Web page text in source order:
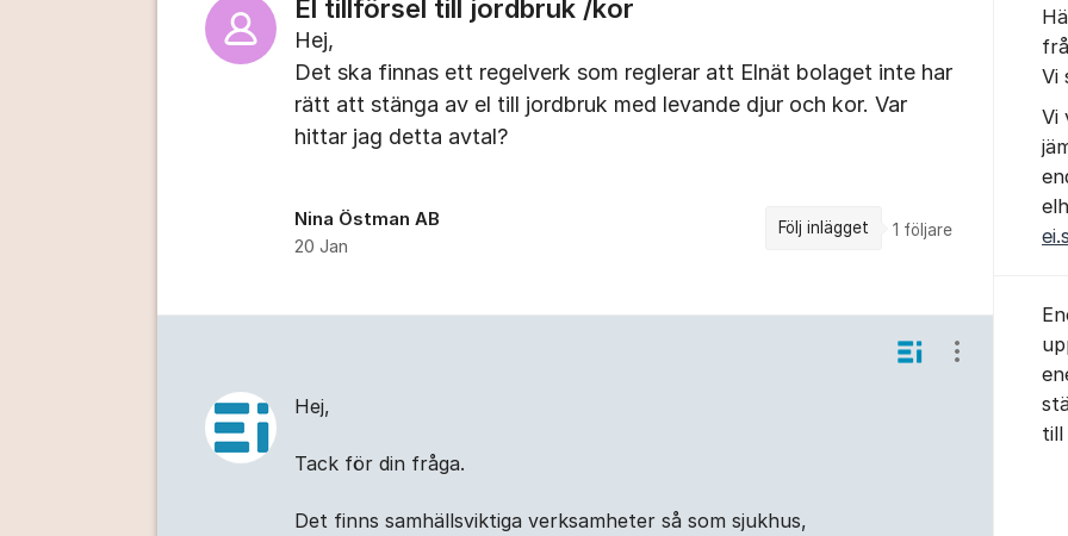
El tillförsel till jordbruk /kor
Hej,
Det ska finnas ett regelverk som reglerar att Elnät bolaget inte har
rätt att stänga av el till jordbruk med levande djur och kor. Var
hittar jag detta avtal?
Nina Östman AB
20 Jan
Följ inlägget 1 följare
Hej,
Tack för din fråga.
Det finns samhällsviktiga verksamheter så som sjukhus,
Visa/dölj
Vi
Vi
till